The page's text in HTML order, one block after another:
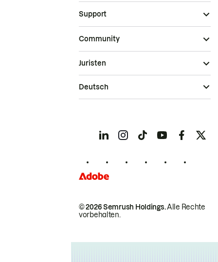
Support
Community
© 2026 Semrush Holdings.Alle Rechte
vorbehalten.
Juristen
Deutsch